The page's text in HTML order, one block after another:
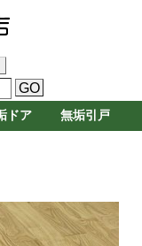
ドア 無垢引戸